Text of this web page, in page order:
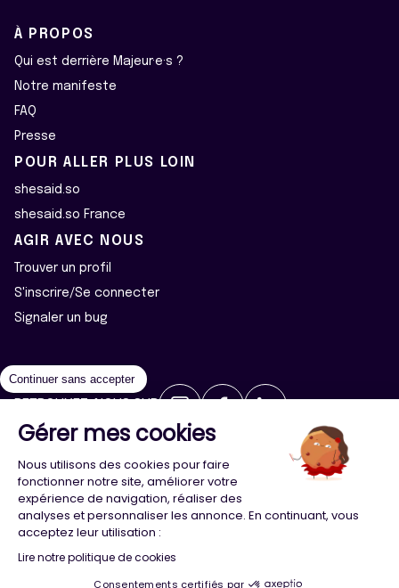
À PROPOS
Qui est derrière Majeur·e·s ?
Notre manifeste
FAQ
Presse
POUR ALLER PLUS LOIN
shesaid.so
shesaid.so France
AGIR AVEC NOUS
Trouver un profil
S'inscrire/Se connecter
Signaler un bug
2026 ©Majeur·e·s - Tous droits réservés
Politique de confidentialité
Cookies
Conception Agence Adeliom
Continuer sans accepter
Gérer mes cookies
Nous utilisons des cookies pour faire
fonctionner notre site, améliorer votre
expérience de navigation, réaliser des
analyses et personnaliser les annonce. En continuant, vous
acceptez leur utilisation :
Lire notre politique de cookies
Consentements certifiés par